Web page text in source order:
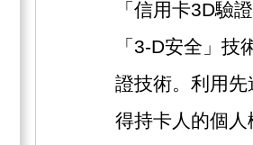
「信用卡3D驗
「3-D安全」
證技術。利用
得持卡人的個